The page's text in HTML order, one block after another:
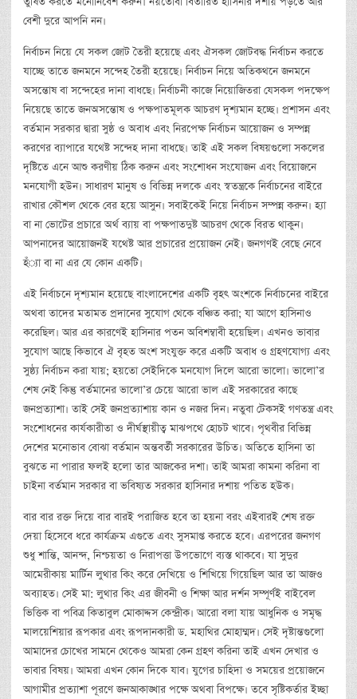
বেশী দুরে আপনি নন।
নির্বাচন নিয়ে যে সকল জোট তৈরী হয়েছে এবং ঐসকল জোটবদ্ধ নির্বাচন করতে
যাচ্ছে তাতে জনমনে সন্দেহ তৈরী হয়েছে। নির্বাচন নিয়ে অতিকথনে জনমনে
অসন্তোষ বা সন্দেহের দানা বাধছে। নির্বাচনী কাজে নিয়োজিতরা যেসকল পদক্ষেপ
নিয়েছে তাতে জনঅসন্তোষ ও পক্ষপাতমূলক আচরণ দৃশ্যমান হচ্ছে। প্রশাসন এবং
বর্তমান সরকার দ্বারা সুষ্ঠ ও অবাধ এবং নিরপেক্ষ নির্বাচন আয়োজন ও সম্পন্ন
করণের ব্যাপারে যথেষ্ট সন্দেহ দানা বাধছে। তাই এই সকল বিষয়গুলো সকলের
দৃষ্টিতে এনে আশু করণীয় ঠিক করুন এবং সংশোধন সংযোজন এবং বিয়োজনে
মনযোগী হউন। সাধারণ মানুষ ও বিভিন্ন দলকে এবং স্বতন্ত্রকে নির্বাচনের বাইরে
রাখার কৌশল থেকে বের হয়ে আসুন। সবাইকেই নিয়ে নির্বাচন সম্পন্ন করুন। হ্যা
বা না ভোটের প্রচারে অর্থ ব্যায় বা পক্ষপাতদুষ্ট আচরণ থেকে বিরত থাকুন।
আপনাদের আয়োজনই যথেষ্ট আর প্রচারের প্রয়োজন নেই। জনগণই বেছে নেবে
হঁ্যা বা না এর যে কোন একটি।
এই নির্বাচনে দৃশ্যমান হয়েছে বাংলাদেশের একটি বৃহৎ অংশকে নির্বাচনের বাইরে
অথবা তাদের মতামত প্রদানের সুযোগ থেকে বঞ্চিত করা; যা আগে হাসিনাও
করেছিল। আর এর কারণেই হাসিনার পতন অবিশম্বাবী হয়েছিল। এখনও ভাবার
সুযোগ আছে কিভাবে ঐ বৃহত অংশ সংযুক্ত করে একটি অবাধ ও গ্রহণযোগ্য এবং
সুষ্ঠ্য নির্বাচন করা যায়; হয়তো সেইদিকে মনযোগ দিলে আরো ভালো। ভালো’র
শেষ নেই কিন্তু বর্তমানের ভালো’র চেয়ে আরো ভাল এই সরকারের কাছে
জনপ্রত্যাশা। তাই সেই জনপ্রত্যাশায় কান ও নজর দিন। নতুবা টেকসই গণতন্ত্র এবং
সংশোধনের কার্যকারীতা ও দীর্ঘস্থায়ীত্ব মাঝপথে হোচট খাবে। পৃথবীর বিভিন্ন
দেশের মনোভাব বোঝা বর্তমান অন্তবর্তী সরকারের উচিত। অতিতে হাসিনা তা
বুঝতে না পারার ফলই হলো তার আজকের দশা। তাই আমরা কামনা করিনা বা
চাইনা বর্তমান সরকার বা ভবিষ্যত সরকার হাসিনার দশায় পতিত হউক।
বার বার রক্ত দিয়ে বার বারই পরাজিত হবে তা হয়না বরং এইবারই শেষ রক্ত
দেয়া হিসেবে ধরে কার্যক্রম এগুতে এবং সুসমাপ্ত করতে হবে। এরপরের জনগণ
শুধু শান্তি, আনন্দ, নিশ্চয়তা ও নিরাপত্তা উপভোগে ব্যস্ত থাকবে। যা সুদুর
আমেরীকায় মার্টিন লুথার কিং করে দেখিয়ে ও শিখিয়ে গিয়েছিল আর তা আজও
অব্যাহত। সেই মা: লুথার কিং এর জীবনী ও শিক্ষা আর দর্শন সম্পূর্ণই বাইবেল
ভিত্তিক বা পবিত্র কিতাবুল মোকাদ্দস কেন্দ্রীক। আরো বলা যায় আধুনিক ও সমৃদ্ধ
মালয়েশিয়ার রূপকার এবং রূপদানকারী ড. মহাথির মোহাম্মদ। সেই দৃষ্টান্তগুলো
আমাদের চোখের সামনে থেকেও আমরা কেন গ্রহণ করিনা তাই এখন দেখার ও
ভাবার বিষয়। আমরা এখন কোন দিকে যাব। যুগের চাহিদা ও সময়ের প্রয়োজনে
আগামীর প্রত্যাশা পূরণে জনআকাঙ্খার পক্ষে অথবা বিপক্ষে। তবে সৃষ্টিকর্তার ইচ্ছা